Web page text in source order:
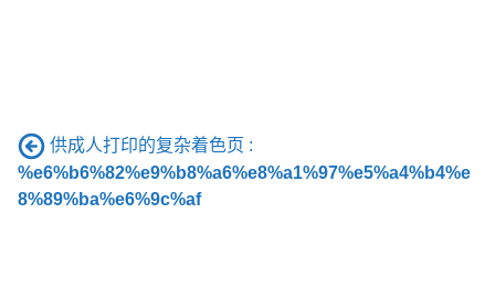
供成人打印的复杂着色页 :
%e6%b6%82%e9%b8%a6%e8%a1%97%e5%a4%b4%e
8%89%ba%e6%9c%af